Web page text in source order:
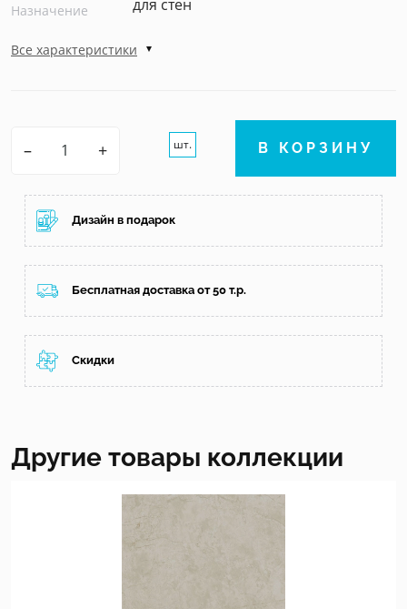
Назначение для стен
Все характеристики
– + шт. В КОРЗИНУ
Дизайн в подарок
Бесплатная доставка от 50 т.р.
Скидки
Другие товары коллекции